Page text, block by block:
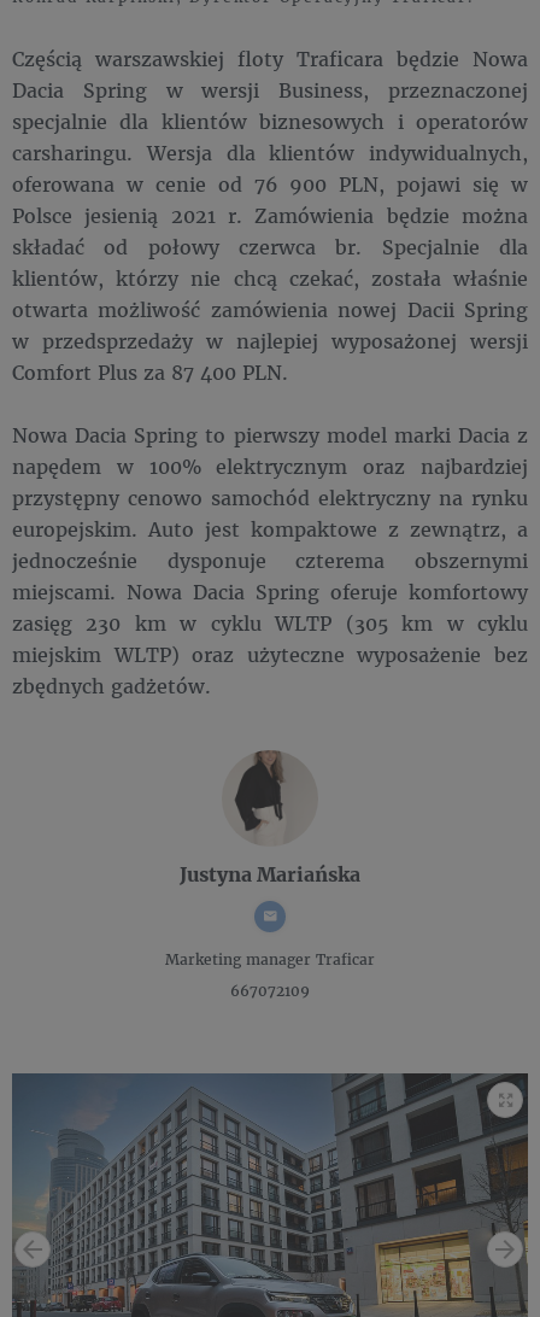
Częścią warszawskiej floty Traficara będzie Nowa
Dacia Spring w wersji Business, przeznaczonej
specjalnie dla klientów biznesowych i operatorów
carsharingu. Wersja dla klientów indywidualnych,
oferowana w cenie od 76 900 PLN, pojawi się w
Polsce jesienią 2021 r. Zamówienia będzie można
składać od połowy czerwca br. Specjalnie dla
klientów, którzy nie chcą czekać, została właśnie
otwarta możliwość zamówienia nowej Dacii Spring
w przedsprzedaży w najlepiej wyposażonej wersji
Comfort Plus za 87 400 PLN.
Nowa Dacia Spring to pierwszy model marki Dacia z
napędem w 100% elektrycznym oraz najbardziej
przystępny cenowo samochód elektryczny na rynku
europejskim. Auto jest kompaktowe z zewnątrz, a
jednocześnie dysponuje czterema obszernymi
miejscami. Nowa Dacia Spring oferuje komfortowy
zasięg 230 km w cyklu WLTP (305 km w cyklu
miejskim WLTP) oraz użyteczne wyposażenie bez
zbędnych gadżetów.
Justyna Mariańska
Marketing manager Traficar
667072109